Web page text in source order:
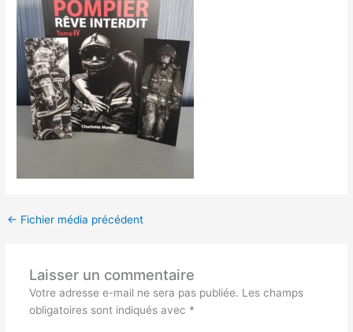
← Fichier média précédent
Laisser un commentaire
Votre adresse e-mail ne sera pas publiée. Les champs
obligatoires sont indiqués avec *